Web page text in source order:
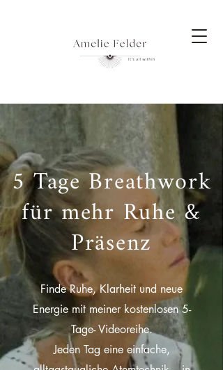
5 Tage Breathwork
für mehr Ruhe &
Präsenz
Finde Ruhe, Klarheit und neue
Energie mit meiner kostenlosen 5-
Tage- Videoreihe.
Jeden Tag eine einfache,